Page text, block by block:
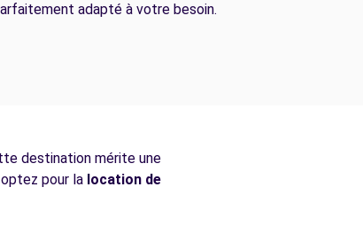
adapté à votre besoin.
destination mérite une
pour la location de